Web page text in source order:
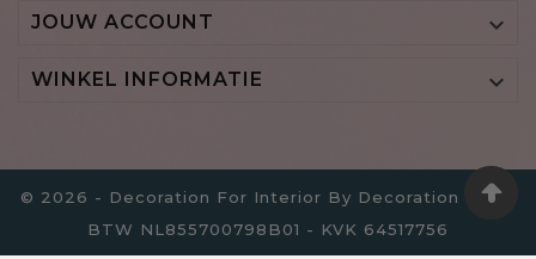
JOUW ACCOUNT 
WINKEL INFORMATIE 
© 2026 - Decoration For Interior By Decoration B.V. -
BTW NL855700798B01 - KVK 64517756